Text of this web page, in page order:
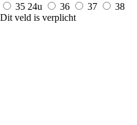
35 24u 36 37
38
Dit veld is verplicht